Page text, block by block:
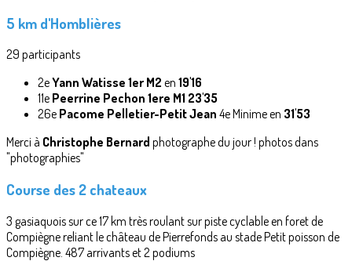
5 km d'Homblières
29 participants
2eYann Watisse 1er M2 en 19'16
11e Peerrine Pechon 1ere M1 23'35
26e Pacome Pelletier-Petit Jean 4e Minime en 31'53
Merci à Christophe Bernard photographe du jour ! photos dans
"photographies"
Course des 2 chateaux
3 gasiaquois sur ce 17 km très roulant sur piste cyclable en foret de
Compiègne reliant le château de Pierrefonds au stade Petit poisson de
Compiègne. 487 arrivants et 2 podiums